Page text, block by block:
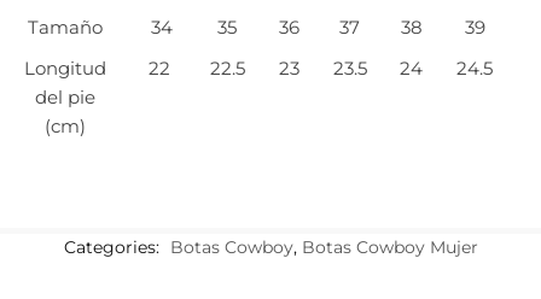
Tamaño 34 35 36 37 38
39
Longitud
del pie
(cm)
22 22.5 23 23.5 24 24.5
Categories: Botas Cowboy, Botas Cowboy Mujer